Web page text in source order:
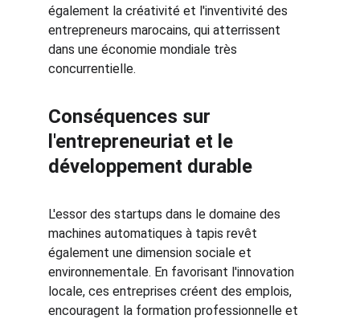
également la créativité et l'inventivité des
entrepreneurs marocains, qui atterrissent
dans une économie mondiale très
concurrentielle.
Conséquences sur
l'entrepreneuriat et le
développement durable
L'essor des startups dans le domaine des
machines automatiques à tapis revêt
également une dimension sociale et
environnementale. En favorisant l'innovation
locale, ces entreprises créent des emplois,
encouragent la formation professionnelle et